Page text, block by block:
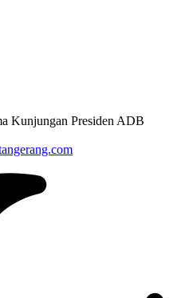
Kunjungan Presiden ADB